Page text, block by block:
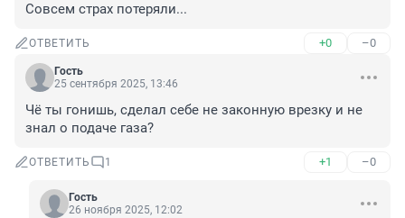
Совсем страх потеряли...
ОТВЕТИТЬ +0 –0
Гость
25 сентября 2025, 13:46
Чё ты гонишь, сделал себе не законную врезку и не
знал о подаче газа?
ОТВЕТИТЬ 1 +1 –0
Гость
26 ноября 2025, 12:02